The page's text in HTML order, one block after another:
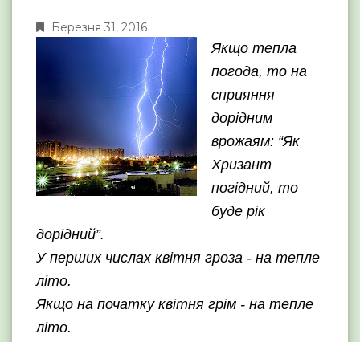
Березня 31, 2016
Якщо тепла
погода, то на
сприяння
дорідним
врожаям: “Як
Хризант
погідний, то
буде рік
дорідний”.
У перших числах квітня гроза - на тепле
літо.
Якщо на початку квітня грім - на тепле
літо.